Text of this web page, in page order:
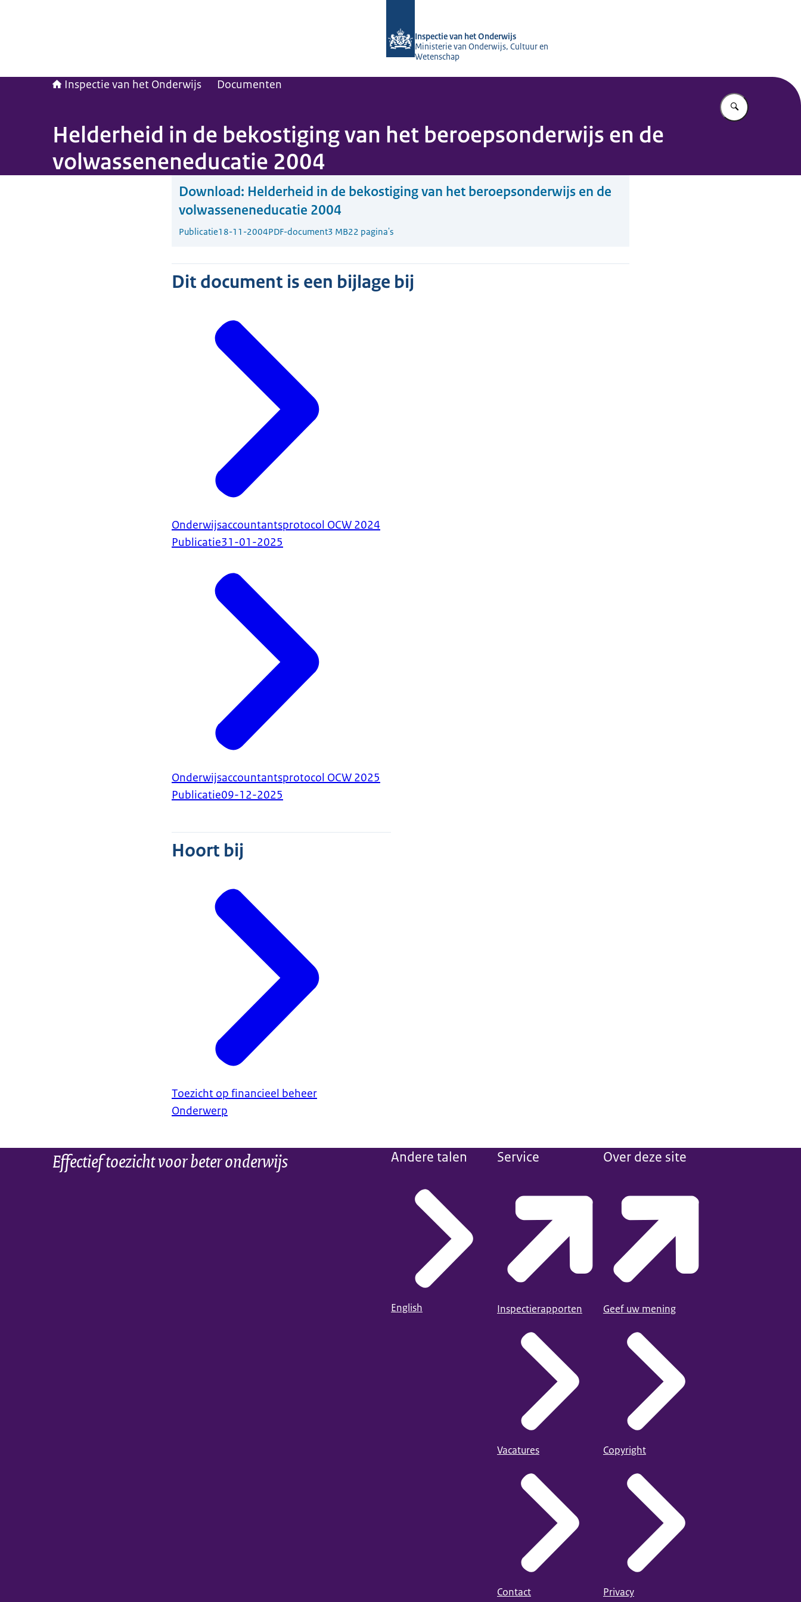
Inspectie van het Onderwijs
Ministerie van Onderwijs, Cultuur en
Wetenschap
Inspectie van het Onderwijs Documenten
Vul in wat u
Helderheid in de bekostiging van het beroepsonderwijs en de
volwasseneneducatie 2004
Download: Helderheid in de bekostiging van het beroepsonderwijs en de
volwasseneneducatie 2004
Publicatie18-11-2004PDF-document3 MB22 pagina's
Dit document is een bijlage bij
Onderwijsaccountantsprotocol OCW 2024
Publicatie31-01-2025
Onderwijsaccountantsprotocol OCW 2025
Publicatie09-12-2025
Hoort bij
Toezicht op financieel beheer
Onderwerp
Effectief toezicht voor beter onderwijs Andere talen
English
Service
Inspectierapporten
Vacatures
Contact
Over deze site
Geef uw mening
Copyright
Privacy